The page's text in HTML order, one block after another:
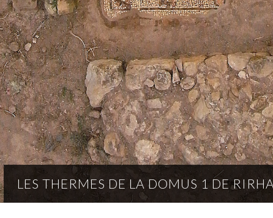
LES THERMES DE LA DOMUS 1 DE